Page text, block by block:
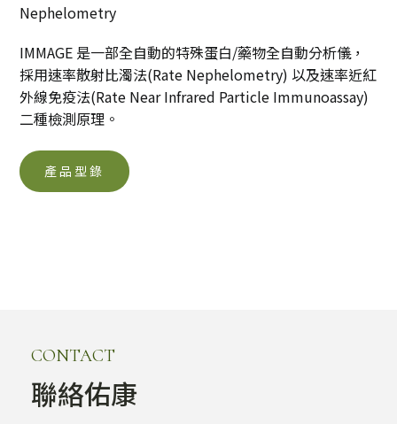
Nephelometry
IMMAGE 是一部全自動的特殊蛋白/藥物全自動分析儀，
採用速率散射比濁法(Rate Nephelometry) 以及速率近紅
外線免疫法(Rate Near Infrared Particle Immunoassay)
二種檢測原理。
產品型錄
CONTACT
聯絡佑康